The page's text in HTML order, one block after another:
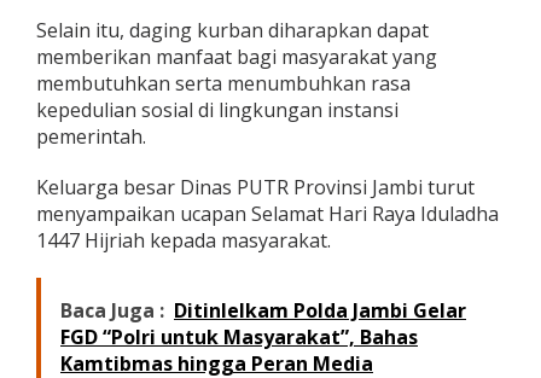
Selain itu, daging kurban diharapkan dapat
memberikan manfaat bagi masyarakat yang
membutuhkan serta menumbuhkan rasa
kepedulian sosial di lingkungan instansi
pemerintah.
Keluarga besar Dinas PUTR Provinsi Jambi turut
menyampaikan ucapan Selamat Hari Raya Iduladha
1447 Hijriah kepada masyarakat.
Baca Juga : Ditinlelkam Polda Jambi Gelar
FGD “Polri untuk Masyarakat”, Bahas
Kamtibmas hingga Peran Media